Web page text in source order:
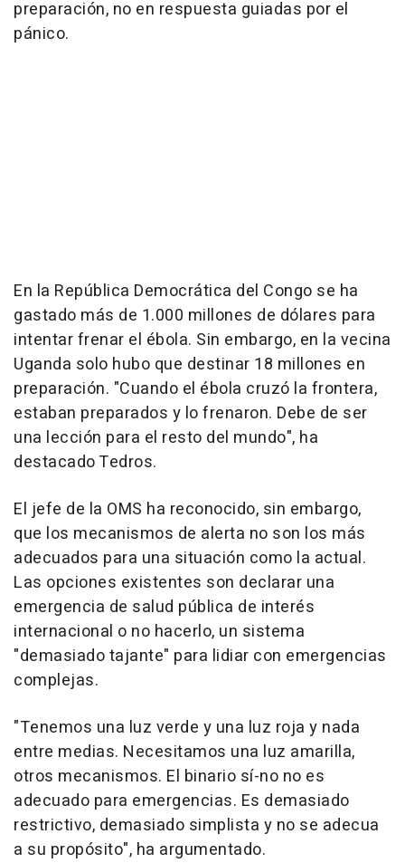
preparación, no en respuesta guiadas por el
pánico.
En la República Democrática del Congo se ha
gastado más de 1.000 millones de dólares para
intentar frenar el ébola. Sin embargo, en la vecina
Uganda solo hubo que destinar 18 millones en
preparación. "Cuando el ébola cruzó la frontera,
estaban preparados y lo frenaron. Debe de ser
una lección para el resto del mundo", ha
destacado Tedros.
El jefe de la OMS ha reconocido, sin embargo,
que los mecanismos de alerta no son los más
adecuados para una situación como la actual.
Las opciones existentes son declarar una
emergencia de salud pública de interés
internacional o no hacerlo, un sistema
"demasiado tajante" para lidiar con emergencias
complejas.
"Tenemos una luz verde y una luz roja y nada
entre medias. Necesitamos una luz amarilla,
otros mecanismos. El binario sí-no no es
adecuado para emergencias. Es demasiado
restrictivo, demasiado simplista y no se adecua
a su propósito", ha argumentado.